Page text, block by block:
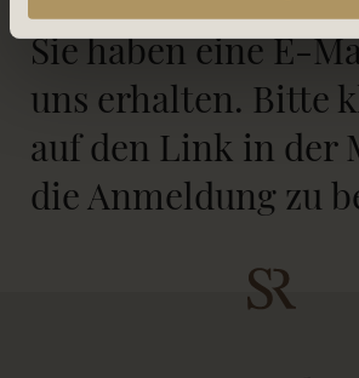
Sie haben eine E-
uns erhalten. Bitte
auf den Link in der
die Anmeldung zu